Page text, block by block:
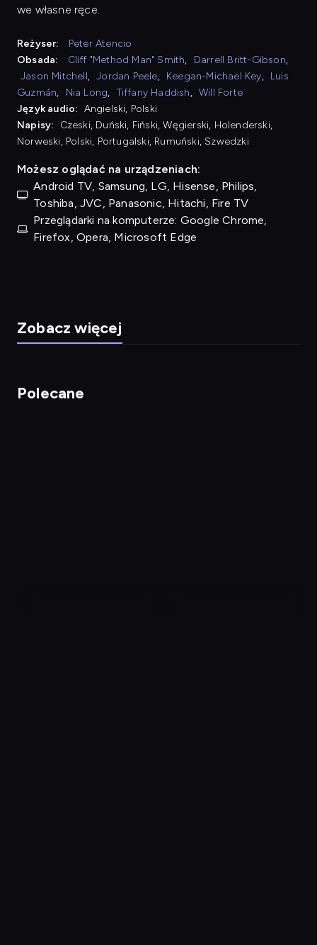
we własne ręce.
Reżyser:
Peter Atencio
Obsada:
Cliff "Method Man" Smith, Darrell Britt-Gibson,
Jason Mitchell, Jordan Peele, Keegan-Michael Key, Luis
Guzmán, Nia Long, Tiffany Haddish, Will Forte
Język audio: Angielski, Polski
Napisy:
Czeski, Duński, Fiński, Węgierski, Holenderski,
Norweski, Polski, Portugalski, Rumuński, Szwedzki
Możesz oglądać na urządzeniach:
Android TV, Samsung, LG, Hisense, Philips,
Toshiba, JVC, Panasonic, Hitachi, Fire TV
Przeglądarki na komputerze: Google Chrome,
Firefox, Opera, Microsoft Edge
Zobacz więcej
Polecane